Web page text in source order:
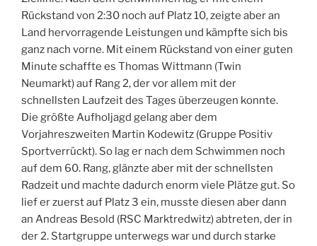
Rückstand von 2:30 noch auf Platz 10, zeigte aber an
Land hervorragende Leistungen und kämpfte sich bis
ganz nach vorne. Mit einem Rückstand von einer guten
Minute schaffte es Thomas Wittmann (Twin
Neumarkt) auf Rang 2, der vor allem mit der
schnellsten Laufzeit des Tages überzeugen konnte.
Die größte Aufholjagd gelang aber dem
Vorjahreszweiten Martin Kodewitz (Gruppe Positiv
Sportverrückt). So lag er nach dem Schwimmen noch
auf dem 60. Rang, glänzte aber mit der schnellsten
Radzeit und machte dadurch enorm viele Plätze gut. So
lief er zuerst auf Platz 3 ein, musste diesen aber dann
an Andreas Besold (RSC Marktredwitz) abtreten, der in
der 2. Startgruppe unterwegs war und durch starke